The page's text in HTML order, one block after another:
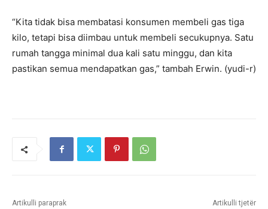
“Kita tidak bisa membatasi konsumen membeli gas tiga
kilo, tetapi bisa diimbau untuk membeli secukupnya. Satu
rumah tangga minimal dua kali satu minggu, dan kita
pastikan semua mendapatkan gas,” tambah Erwin. (yudi-r)
Artikulli paraprak Artikulli tjetër